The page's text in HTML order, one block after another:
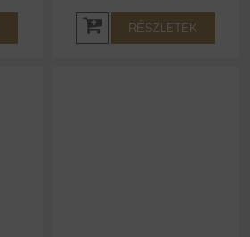
RÉSZLETEK